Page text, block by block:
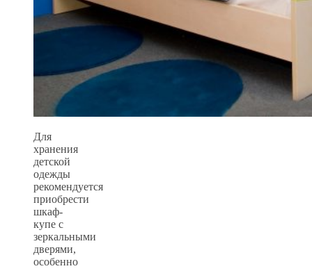
Для
хранения
детской
одежды
рекомендуется
приобрести
шкаф-
купе с
зеркальными
дверями,
особенно